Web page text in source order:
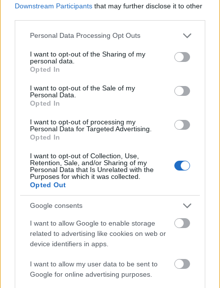
Downstream Participants that may further disclose it to other
Please note that this website/app uses one or more Google
not limited to your visit or usage behaviour. You may click to
grant or deny consent to Google and its third-party tags to
use your data for below specified purposes in below Google
consent section.
Personal Data Processing Opt Outs
I want to opt-out of the Sharing of my
personal data.
Opted In
I want to opt-out of the Sale of my
Personal Data.
Opted In
I want to opt-out of processing my
Personal Data for Targeted Advertising.
Opted In
I want to opt-out of Collection, Use,
Retention, Sale, and/or Sharing of my
Personal Data that Is Unrelated with the
Purposes for which it was collected.
Opted Out
Google consents
I want to allow Google to enable storage
related to advertising like cookies on web or
device identifiers in apps.
I want to allow my user data to be sent to
Google for online advertising purposes.
AVIF(627 KB)
JPEG(4.6 MB)
Инээдмийн том хэмжээтэй
699,051)
Байршуулалт хийсээр л байна... ;-)
Зургийн тайлбар
Өндөр нягтралтай ландшафтын гэрэл зурагт усны
ургамал тариалах зориулалттай гүехэн, зөөлөн
урсдаг усны сувагт ургаж буй усны кресс
цэцэгний тод орыг харуулсан болно. Энэ
үзэгдлийг байгалийн тод өдрийн гэрэл
гэрэлтүүлсэн нь усны кресс навчны тод ногоон
өнгө, шинэхэн, эрүүл төрхийг тодотгож өгдөг. Ургамал
нь нарийн чулуун доторлогоотой сувгийн хоёр
талд нягт ургадаг бөгөөд бөөрөнхий навчнууд нь хол
зайд сунаж буй зузаан, хивс шиг ургамлын
давхарга үүсгэдэг. Навчнууд нь нарны гэрэл